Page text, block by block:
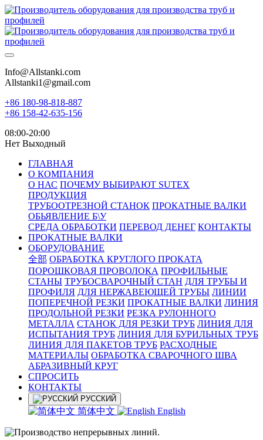
Info@Allstanki.com
Allstanki1@gmail.com
+86 180-98-818-887
+86 158-42-635-156
08:00-20:00
Нет Выходный
ГЛАВНАЯ
О КОМПАНИЯ
О НАС ПОЧЕМУ ВЫБИРАЮТ SUTEX
ПРОДУКЦИЯ
ТРУБООТРЕЗНОЙ СТАНОК ПРОКАТНЫЕ ВАЛКИ
ОБЬЯВЛЕНИЕ Б\У
СРЕДА ОБРАБОТКИ ПЕРЕВОД ДЕНЕГ КОНТАКТЫ
ПРОКАТНЫЕ ВАЛКИ
ОБОРУДОВАНИЕ
全部 ОБРАБОТКА КРУГЛОГО ПРОКАТА
ПОРОШКОВАЯ ПРОВОЛОКА ПРОФИЛЬНЫЕ
СТАНЫ ТРУБОСВАРОЧНЫЙ СТАН ДЛЯ ТРУБЫ И
ПРОФИЛЯ ДЛЯ НЕРЖАВЕЮЩЕЙ ТРУБЫ ЛИНИИ
ПОПЕРЕЧНОЙ РЕЗКИ ПРОКАТНЫЕ ВАЛКИ ЛИНИЯ
ПРОДОЛЬНОЙ РЕЗКИ РЕЗКА РУЛОННОГО
МЕТАЛЛА СТАНОК ДЛЯ РЕЗКИ ТРУБ ЛИНИЯ ДЛЯ
ИСПЫТАНИЯ ТРУБ ЛИНИЯ ДЛЯ БУРИЛЬНЫХ ТРУБ
ЛИНИЯ ДЛЯ ПАКЕТОВ ТРУБ РАСХОДНЫЕ
МАТЕРИАЛЫ OБРАБОТКА СВАРОЧНОГО ШВА
АБРАЗИВНЫЙ КРУГ
СПРОСИТЬ
КОНТАКТЫ
РУССКИЙ
简体中文 English